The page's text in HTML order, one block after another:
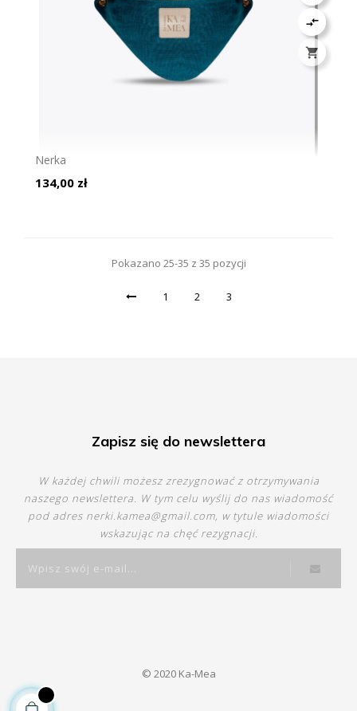


Nerka
Cena
134,00 zł
Pokazano 25-35 z 35 pozycji
1 2 3
Zapisz się do newslettera
W każdej chwili możesz zrezygnować z otrzymywania
naszego newslettera. W tym celu wyślij do nas wiadomość
pod adres nerki.kamea@gmail.com, w tytule wiadomości
wskazując na chęć rezygnacji.
© 2020 Ka-Mea